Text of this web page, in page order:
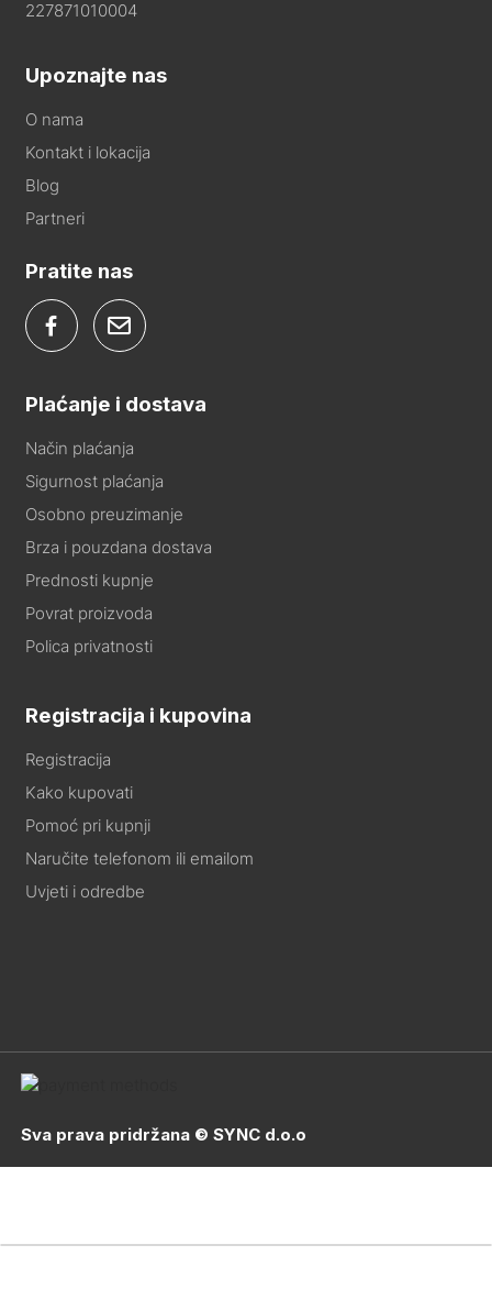
227871010004
Upoznajte nas
O nama
Kontakt i lokacija
Blog
Partneri
Pratite nas
Plaćanje i dostava
Način plaćanja
Sigurnost plaćanja
Osobno preuzimanje
Brza i pouzdana dostava
Prednosti kupnje
Povrat proizvoda
Polica privatnosti
Registracija i kupovina
Registracija
Kako kupovati
Pomoć pri kupnji
Naručite telefonom ili emailom
Uvjeti i odredbe
Sva prava pridržana © SYNC d.o.o